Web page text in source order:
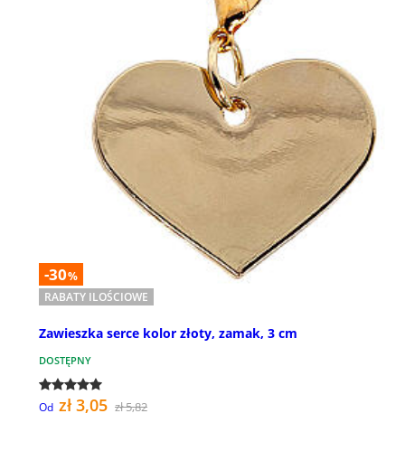
-30%
RABATY ILOŚCIOWE
Zawieszka serce kolor złoty, zamak, 3 cm
DOSTĘPNY
Od zł 3,05 zł 5,82